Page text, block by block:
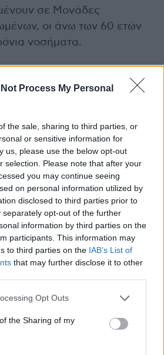
Not Process My Personal
the sale, sharing to third parties, or
or sensitive information for
us, please use the below opt-out
selection. Please note that after your
you may continue seeing
on personal information utilized by
disclosed to third parties prior to
separately opt-out of the further
information by third parties on the
participants. This information may
to third parties on the IAB’s List of
that may further disclose it to other
Opt Outs
the Sharing of my
σε Μονάδες
οι άνω των 60 ετών
νοσήματα.
εξηγούν πότε θα
οδηγίες- Πού είναι
μάσκας
ανοσοκατεσταλμένοι